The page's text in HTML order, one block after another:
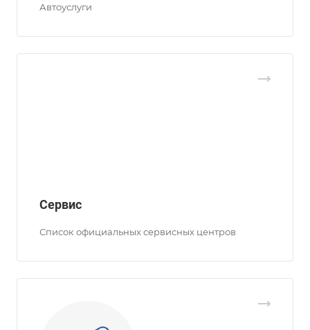
Автоуслуги
Сервис
Список официальных сервисных центров